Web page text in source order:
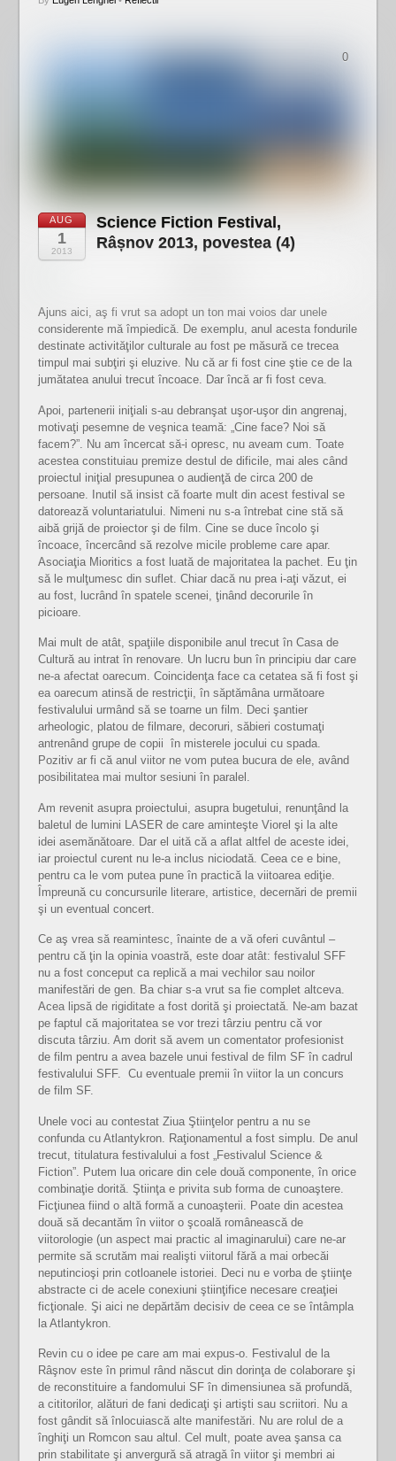
AUG
1
2013
Science Fiction Festival,
Râșnov 2013, povestea (4)
Ajuns aici, aş fi vrut sa adopt un ton mai voios dar unele
considerente mă împiedică. De exemplu, anul acesta fondurile
destinate activităţilor culturale au fost pe măsură ce trecea
timpul mai subţiri şi eluzive. Nu că ar fi fost cine ştie ce de la
jumătatea anului trecut încoace. Dar încă ar fi fost ceva.
Apoi, partenerii iniţiali s-au debranşat uşor-uşor din angrenaj,
motivaţi pesemne de veşnica teamă: „Cine face? Noi să
facem?”. Nu am încercat să-i opresc, nu aveam cum. Toate
acestea constituiau premize destul de dificile, mai ales când
proiectul iniţial presupunea o audienţă de circa 200 de
persoane. Inutil să insist că foarte mult din acest festival se
datorează voluntariatului. Nimeni nu s-a întrebat cine stă să
aibă grijă de proiector şi de film. Cine se duce încolo şi
încoace, încercând să rezolve micile probleme care apar.
Asociaţia Mioritics a fost luată de majoritatea la pachet. Eu ţin
să le mulţumesc din suflet. Chiar dacă nu prea i-aţi văzut, ei
au fost, lucrând în spatele scenei, ţinând decorurile în
picioare.
Mai mult de atât, spaţiile disponibile anul trecut în Casa de
Cultură au intrat în renovare. Un lucru bun în principiu dar care
ne-a afectat oarecum. Coincidenţa face ca cetatea să fi fost şi
ea oarecum atinsă de restricţii, în săptămâna următoare
festivalului urmând să se toarne un film. Deci şantier
arheologic, platou de filmare, decoruri, săbieri costumaţi
antrenând grupe de copii în misterele jocului cu spada.
Pozitiv ar fi că anul viitor ne vom putea bucura de ele, având
posibilitatea mai multor sesiuni în paralel.
Am revenit asupra proiectului, asupra bugetului, renunţând la
baletul de lumini LASER de care aminteşte Viorel şi la alte
idei asemănătoare. Dar el uită că a aflat altfel de aceste idei,
iar proiectul curent nu le-a inclus niciodată. Ceea ce e bine,
pentru ca le vom putea pune în practică la viitoarea ediţie.
Împreună cu concursurile literare, artistice, decernări de premii
şi un eventual concert.
Ce aş vrea să reamintesc, înainte de a vă oferi cuvântul –
pentru că ţin la opinia voastră, este doar atât: festivalul SFF
nu a fost conceput ca replică a mai vechilor sau noilor
manifestări de gen. Ba chiar s-a vrut sa fie complet altceva.
Acea lipsă de rigiditate a fost dorită şi proiectată. Ne-am bazat
pe faptul că majoritatea se vor trezi târziu pentru că vor
discuta târziu. Am dorit să avem un comentator profesionist
de film pentru a avea bazele unui festival de film SF în cadrul
festivalului SFF. Cu eventuale premii în viitor la un concurs
de film SF.
Unele voci au contestat Ziua Ştiinţelor pentru a nu se
confunda cu Atlantykron. Raţionamentul a fost simplu. De anul
trecut, titulatura festivalului a fost „Festivalul Science &
Fiction”. Putem lua oricare din cele două componente, în orice
combinaţie dorită. Ştiinţa e privita sub forma de cunoaştere.
Ficţiunea fiind o altă formă a cunoaşterii. Poate din acestea
două să decantăm în viitor o şcoală românească de
viitorologie (un aspect mai practic al imaginarului) care ne-ar
permite să scrutăm mai realişti viitorul fără a mai orbecăi
neputincioşi prin cotloanele istoriei. Deci nu e vorba de ştiinţe
abstracte ci de acele conexiuni ştiinţifice necesare creaţiei
ficţionale. Şi aici ne depărtăm decisiv de ceea ce se întâmpla
la Atlantykron.
Revin cu o idee pe care am mai expus-o. Festivalul de la
Râşnov este în primul rând născut din dorinţa de colaborare şi
de reconstituire a fandomului SF în dimensiunea să profundă,
a cititorilor, alături de fani dedicaţi şi artişti sau scriitori. Nu a
fost gândit să înlocuiască alte manifestări. Nu are rolul de a
înghiţi un Romcon sau altul. Cel mult, poate avea şansa ca
prin stabilitate şi anvergură să atragă în viitor şi membri ai
0